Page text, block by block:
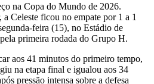
na Copa do Mundo de 2026.
Celeste ficou no empate por 1 a 1
feira (15), no Estádio de
primeira rodada do Grupo H.
aos 41 minutos do primeiro tempo,
na etapa final e igualou aos 34
pressão intensa sobre a defesa